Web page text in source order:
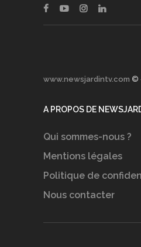
www.newsjardintv.com ©
A PROPOS DE
Qui sommes-nous ?
Mentions légales
Politique de
Nous contacter